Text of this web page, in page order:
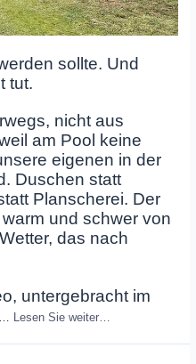
sollte. Und
tut.
nicht aus
am Pool keine
eigenen in der
Duschen statt
Planscherei. Der
und schwer von
das nach
untergebracht im
Lesen Sie weiter…